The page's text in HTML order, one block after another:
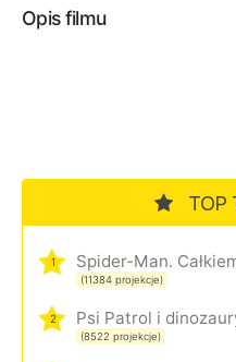
Opis filmu
TOP
1
(11384 projekcje)
2 Psi Patrol i
(8522 projekcje)